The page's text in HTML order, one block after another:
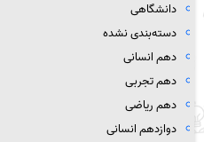
دانشگاهی
دسته‌بندی نشده
دهم انسانی
دهم تجربی
دهم ریاضی
دوازدهم انسانی